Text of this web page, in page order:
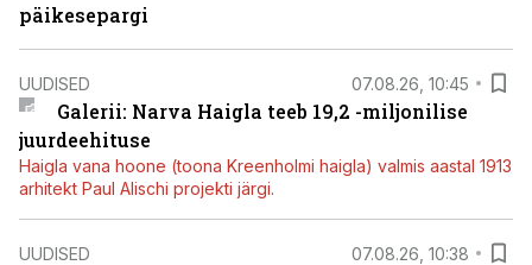
päikesepargi
UUDISED 07.08.26, 10:45
Galerii: Narva Haigla teeb 19,2 -miljonilise
juurdeehituse
Haigla vana hoone (toona Kreenholmi haigla) valmis aastal 1913
arhitekt Paul Alischi projekti järgi.
UUDISED 07.08.26, 10:38